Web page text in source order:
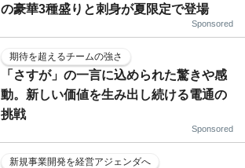
の豪華3種盛りと刺身が夏限定で登場
Sponsored
期待を超えるチームの強さ
「さすが」の一言に込められた驚きや感
動。新しい価値を生み出し続ける電通の
挑戦
Sponsored
新規事業開発を経営アジェンダへ